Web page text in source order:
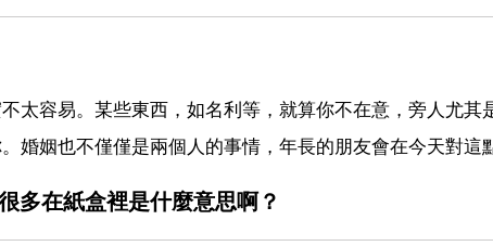
太容易。某些東西，如名利等，就算你不在意，旁人尤其
婚姻也不僅僅是兩個人的事情，年長的朋友會在今天對這
多在紙盒裡是什麼意思啊？